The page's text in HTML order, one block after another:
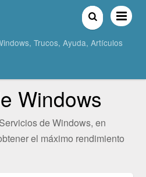
Trucos, Ayuda, Artículos
Windows
de Windows, en
el máximo rendimiento